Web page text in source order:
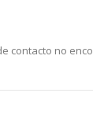
contacto no